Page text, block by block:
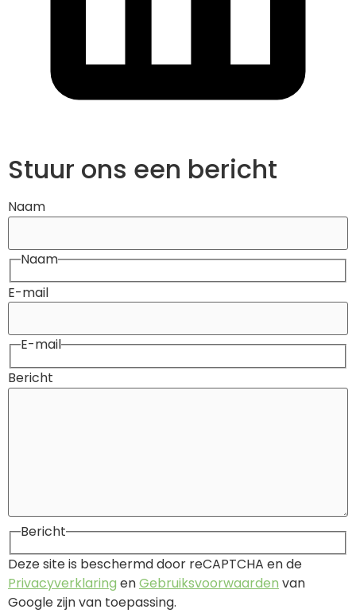
Stuur ons een bericht
Naam
Naam
E-mail
E-mail
Bericht
Bericht
Deze site is beschermd door reCAPTCHA en de
Privacyverklaring enGebruiksvoorwaarden van
Google zijn van toepassing.